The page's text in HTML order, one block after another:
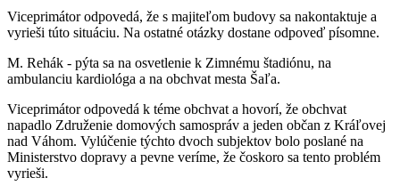
Viceprimátor odpovedá, že s majiteľom budovy sa nakontaktuje a
vyrieši túto situáciu. Na ostatné otázky dostane odpoveď písomne.
M. Rehák - pýta sa na osvetlenie k Zimnému štadiónu, na
ambulanciu kardiológa a na obchvat mesta Šaľa.
Viceprimátor odpovedá k téme obchvat a hovorí, že obchvat
napadlo Združenie domových samospráv a jeden občan z Kráľovej
nad Váhom. Vylúčenie týchto dvoch subjektov bolo poslané na
Ministerstvo dopravy a pevne veríme, že čoskoro sa tento problém
vyrieši.